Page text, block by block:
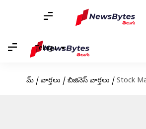
Telugu
హోమ్ / వార్తలు / బిజినెస్ వార్తలు / Stock